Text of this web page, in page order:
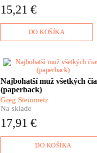
15,21 €
DO KOŠÍKA
Keď v roku 1525 zomrel, jeho
majetok tvoril zhruba 2%
celoeurópskej hospodárskej
produkcie. Viete si to vôbec
predstaviť? Takýmto
nemohol pochváliť už nikto
iný. Moc Jakoba Fuggera
prakticky neobmedzená.
Najbohatší muž všetkých
(paperback)
Greg Steinmetz
Na sklade
17,91 €
DO KOŠÍKA